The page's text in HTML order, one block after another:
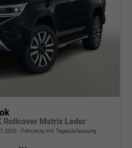
Rollcover Matrix Leder
Fahrzeug mit Tageszulassung